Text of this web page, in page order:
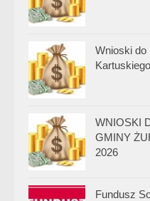
Wnioski do
WNIOSKI
GMINY
2026
Fundusz